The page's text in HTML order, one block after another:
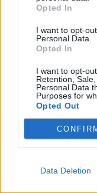
Opted In
I want to opt-
Personal Data.
Opted In
I want to opt-
Retention,
Personal Data
Purposes for
Opted Out
Data Deletion
Paroles + Traduction
Pour prolonger
Vous aimez
Télécharger
Télécharger
Trouver un